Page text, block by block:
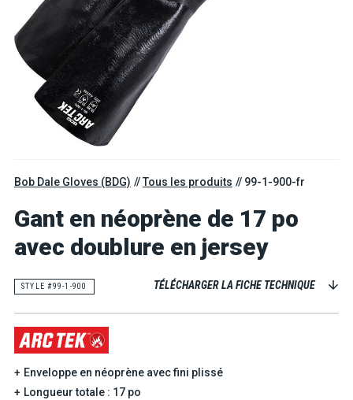
Bob Dale Gloves (BDG) Tous les produits 99-1-900-fr
Gant en néoprène de 17 po
avec doublure en jersey
STYLE #99-1-900 TÉLÉCHARGER LA FICHE TECHNIQUE
Enveloppe en néoprène avec fini plissé
Longueur totale : 17 po